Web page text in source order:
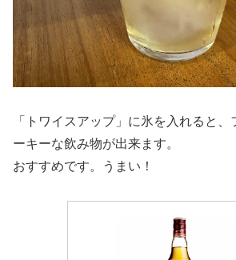
「トワイスアップ」に氷を入れると
ーキーな飲み物が出来ます。
おすすめです。うまい！